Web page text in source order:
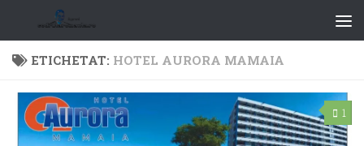
ETICHETAT: HOTEL AURORA MAMAIA
1